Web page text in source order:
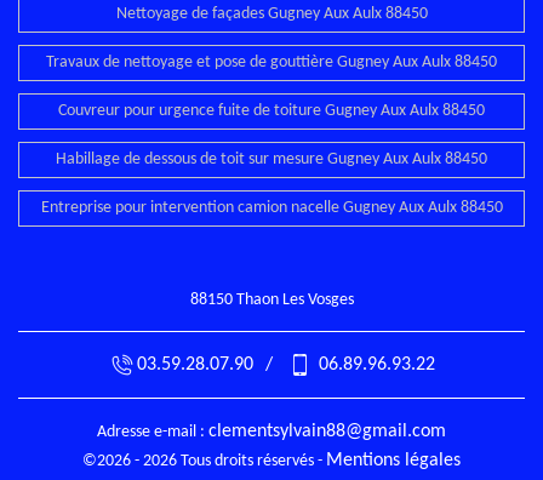
Nettoyage de façades Gugney Aux Aulx 88450
Travaux de nettoyage et pose de gouttière Gugney Aux Aulx 88450
Couvreur pour urgence fuite de toiture Gugney Aux Aulx 88450
Habillage de dessous de toit sur mesure Gugney Aux Aulx 88450
Entreprise pour intervention camion nacelle Gugney Aux Aulx 88450
88150 Thaon Les Vosges
03.59.28.07.90 / 06.89.96.93.22
Adresse e-mail : clementsylvain88@gmail.com
©2026 - 2026 Tous droits réservés - Mentions légales